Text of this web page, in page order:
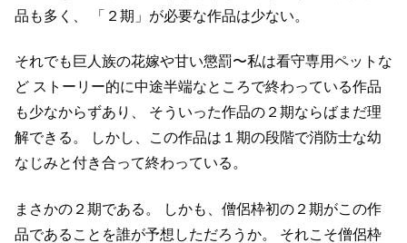
品も多く、
「２期」が必要な作品は少ない。
それでも巨人族の花嫁や甘い懲罰〜私は看守専用ペットな
ど ストーリー的に中途半端なところで終わっている作品
も少なからずあり、
そういった作品の２期ならばまだ理
解できる。
しかし、この作品は１期の段階で消防士な幼
なじみと付き合って終わっている。
まさかの２期である。
しかも、僧侶枠初の２期がこの作
品であることを誰が予想しただろうか。
それこそ僧侶枠